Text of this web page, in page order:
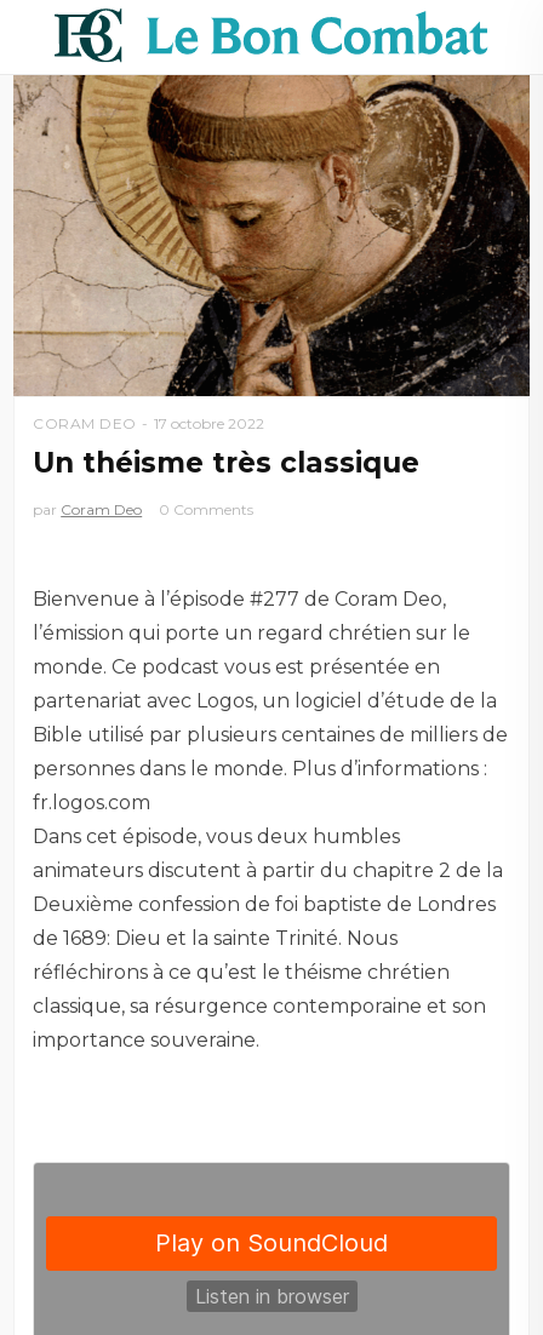
CORAM DEO 17 octobre 2022
Un théisme très classique
par Coram Deo 0 Comments
Bienvenue à l’épisode #277 de Coram Deo,
l’émission qui porte un regard chrétien sur le
monde. Ce podcast vous est présentée en
partenariat avec Logos, un logiciel d’étude de la
Bible utilisé par plusieurs centaines de milliers de
personnes dans le monde. Plus d’informations :
fr.logos.com
Dans cet épisode, vous deux humbles
animateurs discutent à partir du chapitre 2 de la
Deuxième confession de foi baptiste de Londres
de 1689: Dieu et la sainte Trinité. Nous
réfléchirons à ce qu’est le théisme chrétien
classique, sa résurgence contemporaine et son
importance souveraine.